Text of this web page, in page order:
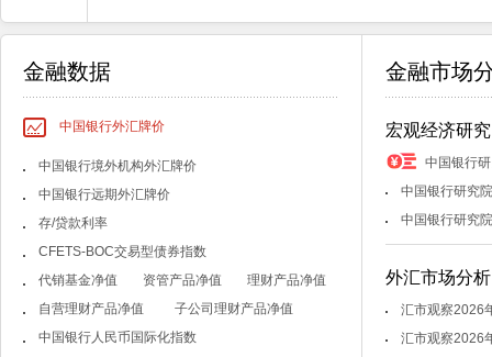
金融数据
中国银行外汇牌价
中国银行境外机构外汇牌价
中国银行远期外汇牌价
存/贷款利率
CFETS-BOC交易型债券指数
代销基金净值
资管产品净值
理财产品净值
自营理财产品净值
子公司理财产品净值
中国银行人民币国际化指数
金融市场
宏观经济研究
中国银行
中国银行研究
中国银行研究
外汇市场分析
汇市观察2026
汇市观察2026